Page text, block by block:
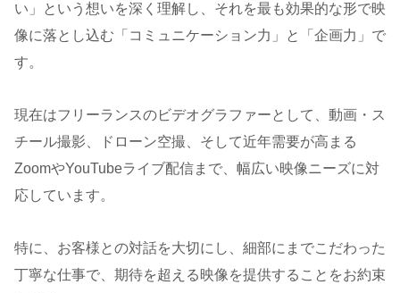
い」という想いを深く理解し、それを最も効果的な形で映
像に落とし込む「コミュニケーション力」と「企画力」で
す。
現在はフリーランスのビデオグラファーとして、動画・ス
チール撮影、ドローン空撮、そして近年需要が高まる
ZoomやYouTubeライブ配信まで、幅広い映像ニーズに対
応しています。
特に、お客様との対話を大切にし、細部にまでこだわった
丁寧な仕事で、期待を超える映像を提供することをお約束